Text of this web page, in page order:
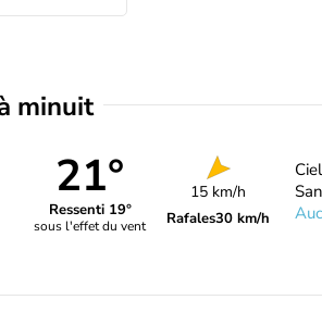
minuit
21°
Ressenti 19°
sous l'effet du vent
15 km/h
Rafales30 km/h